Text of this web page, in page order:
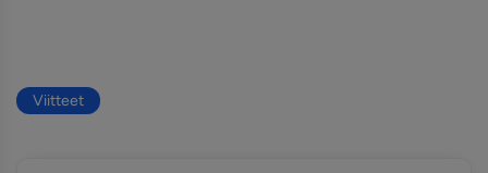
Viitteet